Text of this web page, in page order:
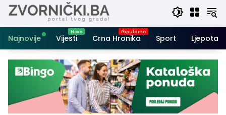
Najnovije Vijesti Crna Hronika Sport Ljepota i